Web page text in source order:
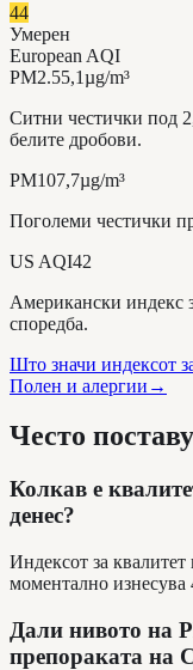
44
Умерен
European AQI
PM2.55,1µg/m³
Ситни честички под
белите дробови.
PM107,7µg/m³
Поголеми честички
US AQI42
Американски индекс
споредба.
Што значи индексот
Полен и алергии →
Често
Колкав е
денес?
Индексот за
моментално изнесува
Дали нивото на
препораката на